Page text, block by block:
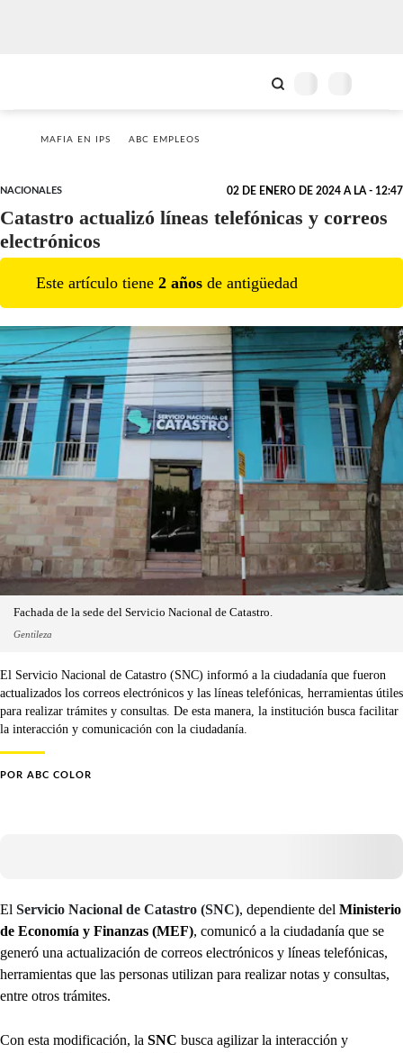
MAFIA EN IPS ABC EMPLEOS
NACIONALES 02 DE ENERO DE 2024 A LA - 12:47
Catastro actualizó líneas telefónicas y correos
electrónicos
Este artículo tiene 2 años de antigüedad
Fachada de la sede del Servicio Nacional de Catastro.
Gentileza
El Servicio Nacional de Catastro (SNC) informó a la ciudadanía que fueron
actualizados los correos electrónicos y las líneas telefónicas, herramientas útiles
para realizar trámites y consultas. De esta manera, la institución busca facilitar
la interacción y comunicación con la ciudadanía.
POR ABC COLOR
El Servicio Nacional de Catastro (SNC), dependiente del Ministerio
de Economía y Finanzas (MEF), comunicó a la ciudadanía que se
generó una actualización de correos electrónicos y líneas telefónicas,
herramientas que las personas utilizan para realizar notas y consultas,
entre otros trámites.
Con esta modificación, la SNC busca agilizar la interacción y